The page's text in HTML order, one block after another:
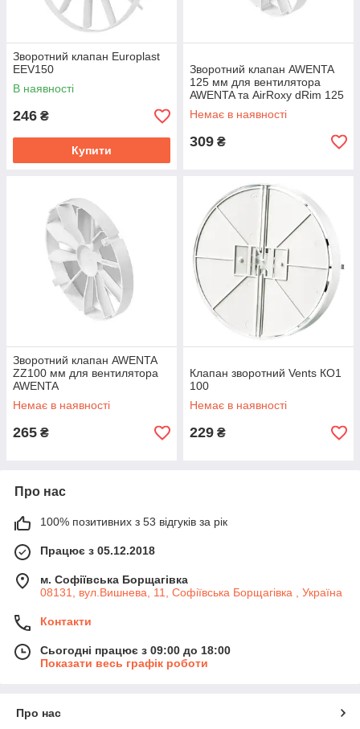
Зворотний клапан Europlast
EEV150
В наявності
246 ₴
Купити
Зворотний клапан AWENTA
125 мм для вентилятора
AWENTA та AirRoxy dRim 125
Немає в наявності
309 ₴
Зворотний клапан AWENTA
ZZ100 мм для вентилятора
AWENTA
Немає в наявності
265 ₴
Клапан зворотний Vents КО1
100
Немає в наявності
229 ₴
Про нас
100% позитивних з 53 відгуків за рік
Працює з 05.12.2018
м. Софіївська Борщагівка
08131, вул.Вишнева, 11, Софіївська Борщагівка , Україна
Контакти
Сьогодні працює з 09:00 до 18:00
Показати весь графік роботи
Про нас